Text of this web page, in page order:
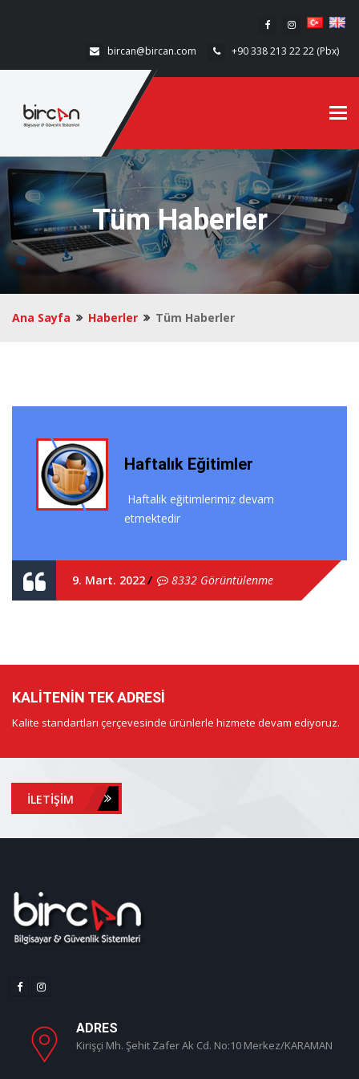
bircan@bircan.com +90 338 213 22 22 (Pbx)
Tüm Haberler
Ana Sayfa Haberler Tüm Haberler
Haftalık Eğitimler
Haftalık eğitimlerimiz devam
etmektedir
9. Mart. 2022 8332 Görüntülenme
KALITENIN TEK ADRESI
Kalite standartları çerçevesinde ürünlerle hizmete devam ediyoruz.
İLETIŞIM
ADRES
Kirişçi Mh. Şehit Zafer Ak Cd. No:10 Merkez/KARAMAN